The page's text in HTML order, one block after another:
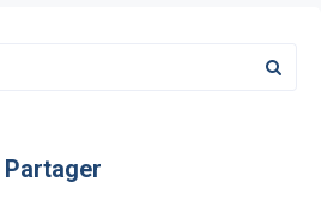
Partager